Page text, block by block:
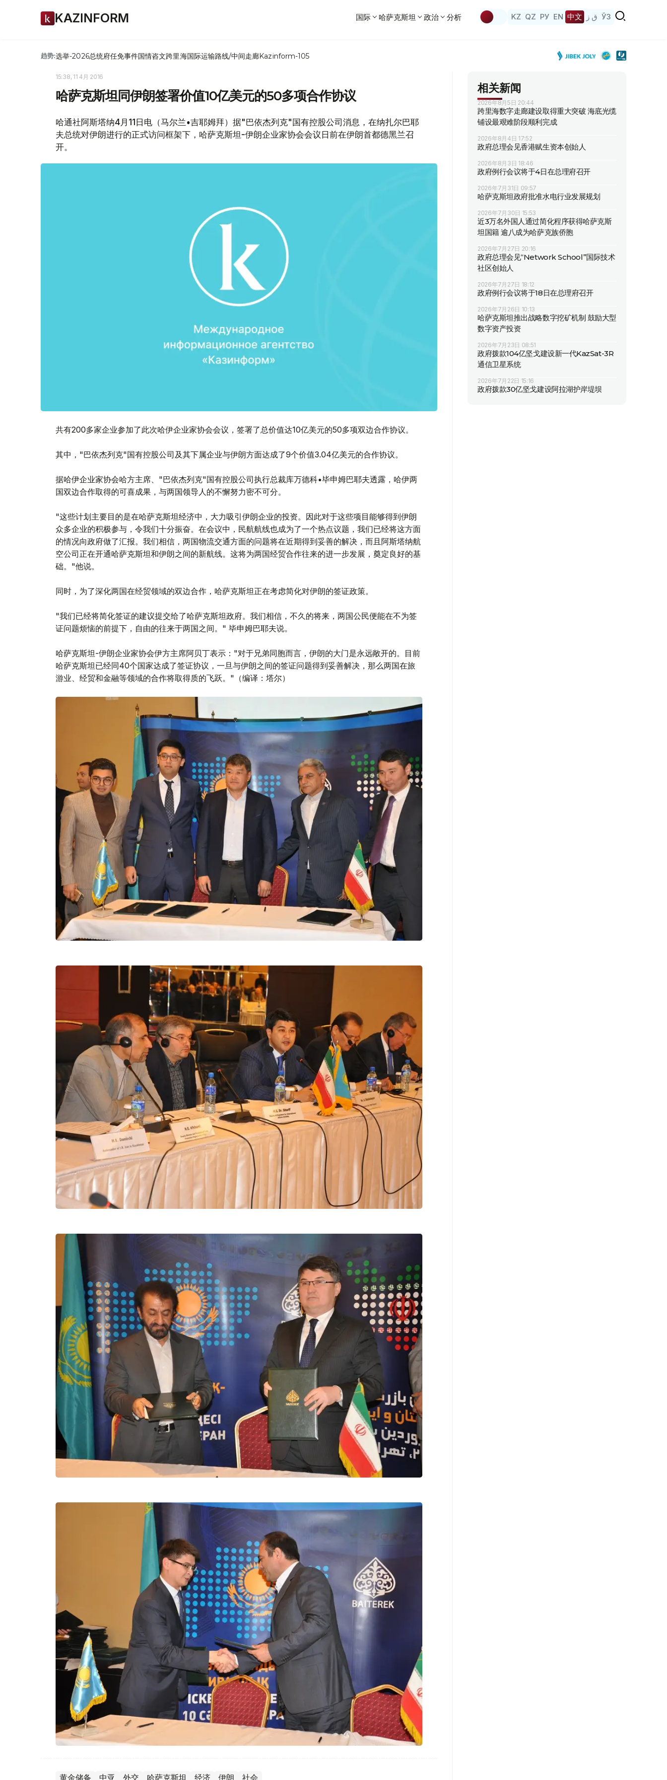
KAZINFORM 国际 哈萨克斯坦 政治 分析 KZ QZ РУ EN 中文 ق ز ЎЗ
趋势:选举-2026总统府任免事件国情咨文跨里海国际运输路线/中间走廊Kazinform-105
15:38, 11 4月 2016
哈萨克斯坦同伊朗签署价值10亿美元的50多项合作协议
哈通社阿斯塔纳4月11日电（马尔兰•吉耶姆拜）据"巴依杰列克"国有控股公司消息，在纳扎尔巴耶
夫总统对伊朗进行的正式访问框架下，哈萨克斯坦-伊朗企业家协会会议日前在伊朗首都德黑兰召
开。
共有200多家企业参加了此次哈伊企业家协会会议，签署了总价值达10亿美元的50多项双边合作协议。
其中，"巴依杰列克"国有控股公司及其下属企业与伊朗方面达成了9个价值3.04亿美元的合作协议。
据哈伊企业家协会哈方主席、"巴依杰列克"国有控股公司执行总裁库万德科•毕申姆巴耶夫透露，哈伊两
国双边合作取得的可喜成果，与两国领导人的不懈努力密不可分。
"这些计划主要目的是在哈萨克斯坦经济中，大力吸引伊朗企业的投资。因此对于这些项目能够得到伊朗
众多企业的积极参与，令我们十分振奋。在会议中，民航航线也成为了一个热点议题，我们已经将这方面
的情况向政府做了汇报。我们相信，两国物流交通方面的问题将在近期得到妥善的解决，而且阿斯塔纳航
空公司正在开通哈萨克斯坦和伊朗之间的新航线。这将为两国经贸合作往来的进一步发展，奠定良好的基
础。"他说。
同时，为了深化两国在经贸领域的双边合作，哈萨克斯坦正在考虑简化对伊朗的签证政策。
"我们已经将简化签证的建议提交给了哈萨克斯坦政府。我们相信，不久的将来，两国公民便能在不为签
证问题烦恼的前提下，自由的往来于两国之间。" 毕申姆巴耶夫说。
哈萨克斯坦-伊朗企业家协会伊方主席阿贝丁表示："对于兄弟同胞而言，伊朗的大门是永远敞开的。目前
哈萨克斯坦已经同40个国家达成了签证协议，一旦与伊朗之间的签证问题得到妥善解决，那么两国在旅
游业、经贸和金融等领域的合作将取得质的飞跃。"（编译：塔尔）
黄金储备 中亚 外交 哈萨克斯坦 经济 伊朗 社会
相关新闻
2026年8月5日 20:44
跨里海数字走廊建设取得重大突破 海底光缆
铺设最艰难阶段顺利完成
2026年8月4日 17:52
政府总理会见香港赋生资本创始人
2026年8月3日 18:46
政府例行会议将于4日在总理府召开
2026年7月31日 09:57
哈萨克斯坦政府批准水电行业发展规划
2026年7月30日 15:53
近3万名外国人通过简化程序获得哈萨克斯
坦国籍 逾八成为哈萨克族侨胞
2026年7月27日 20:16
政府总理会见“Network School”国际技术
社区创始人
2026年7月27日 18:12
政府例行会议将于18日在总理府召开
2026年7月26日 10:13
哈萨克斯坦推出战略数字挖矿机制 鼓励大型
数字资产投资
2026年7月23日 08:51
政府拨款104亿坚戈建设新一代KazSat-3R
通信卫星系统
2026年7月22日 15:16
政府拨款30亿坚戈建设阿拉湖护岸堤坝